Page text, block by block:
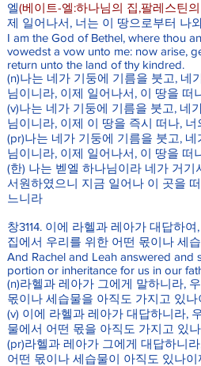
엘(베이트-엘:하나님의 집,팔레스틴
제 일어나서, 너는 이 땅으로부터 나
I am the God of Bethel, where thou
vowedst a vow unto me: now arise,
return unto the land of thy kindred.
(n)나는 네가 기둥에 기름을 붓고, 네
님이니라, 이제 일어나서, 이 땅을
(v)나는 네가 기둥에 기름을 붓고, 네
님이니라, 이제 이 땅을 즉시 떠나,
(pr)나는 네가 기둥에 기름을 붓고,
님이니라, 이제 일어나서, 이 땅을
(한) 나는 벧엘 하나님이라 네가 거
서원하였으니 지금 일어나 이 곳을
느니라
창3114. 이에 라헬과 레아가 대답하
집에서 우리를 위한 어떤 몫이나 세
And Rachel and Leah answered and
portion or inheritance for us in our
(n)라헬과 레아가 그에게 말하니라,
몫이나 세습물을 아직도 가지고 있나
(v) 이에 라헬과 레아가 대답하니라,
물에서 어떤 몫을 아직도 가지고 있
(pr)라헬과 레아가 그에게 대답하니
어떤 몫이나 세습물이 아직도 있나이